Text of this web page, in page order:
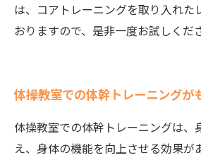
は、コアトレーニングを取り入れた
おりますので、是非一度お試しくだ
体操教室での体幹トレーニングが
体操教室での体幹トレーニングは、
え、身体の機能を向上させる効果が